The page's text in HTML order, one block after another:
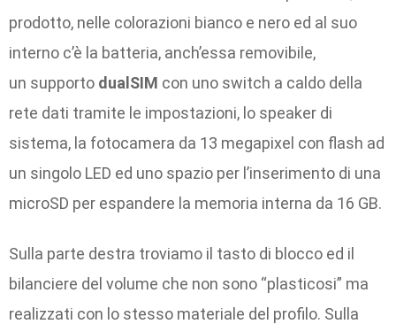
prodotto, nelle colorazioni bianco e nero ed al suo
interno c’è la batteria, anch’essa removibile,
un supporto dualSIM con uno switch a caldo della
rete dati tramite le impostazioni, lo speaker di
sistema, la fotocamera da 13 megapixel con flash ad
un singolo LED ed uno spazio per l’inserimento di una
microSD per espandere la memoria interna da 16 GB.
Sulla parte destra troviamo il tasto di blocco ed il
bilanciere del volume che non sono “plasticosi” ma
realizzati con lo stesso materiale del profilo. Sulla